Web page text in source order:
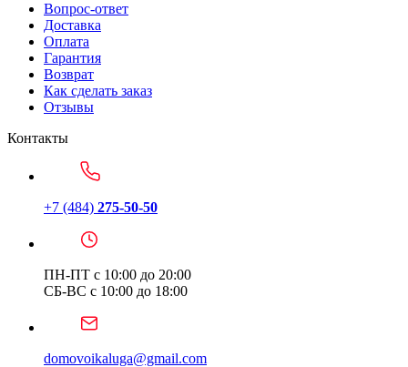
Вопрос-ответ
Доставка
Оплата
Гарантия
Возврат
Как сделать заказ
Отзывы
Контакты
+7 (484) 275-50-50
ПН-ПТ с 10:00 до 20:00
СБ-ВС с 10:00 до 18:00
domovoikaluga@gmail.com